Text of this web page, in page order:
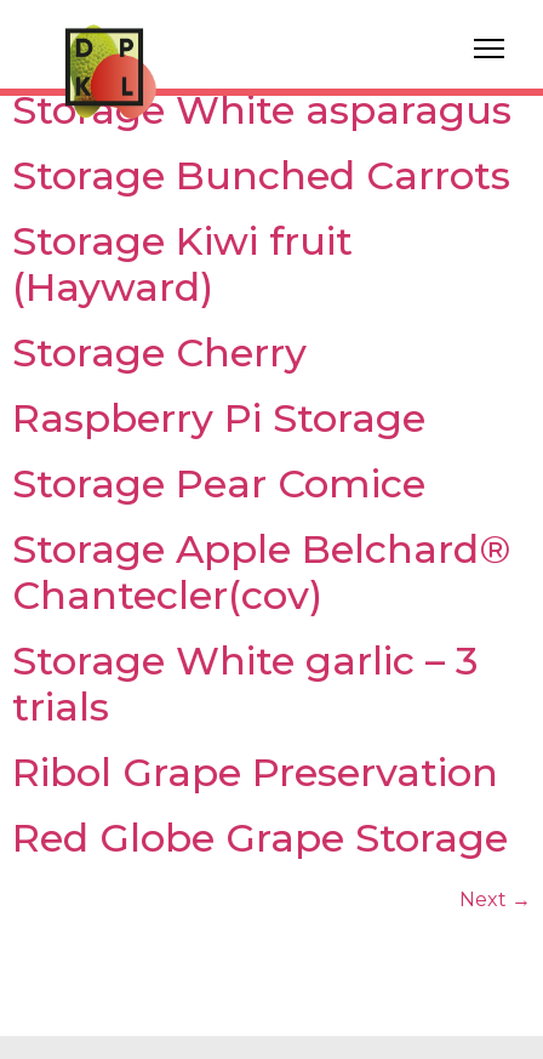
Year:
Storage White asparagus
Storage Bunched Carrots
Storage Kiwi fruit
(Hayward)
Storage Cherry
Raspberry Pi Storage
Storage Pear Comice
Storage Apple Belchard®
Chantecler(cov)
Storage White garlic – 3
trials
Ribol Grape Preservation
Red Globe Grape Storage
Next →